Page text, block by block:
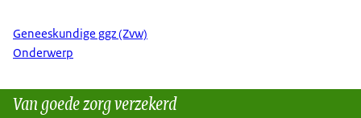
Geneeskundige ggz (Zvw)
Onderwerp
Van goede zorg verzekerd